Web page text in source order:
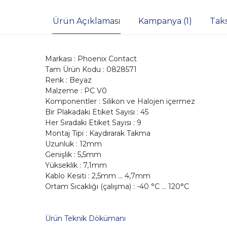
Ürün Açıklaması Kampanya (1)
Markası : Phoenix Contact
Tam Ürün Kodu : 0828571
Renk : Beyaz
Malzeme : PC V0
Komponentler : Silikon ve Halojen içermez
Bir Plakadaki Etiket Sayısı : 45
Her Sıradaki Etiket Sayısı : 9
Montaj Tipi : Kaydırarak Takma
Uzunluk : 12mm
Genişlik : 5,5mm
Yükseklik : 7,1mm
Kablo Kesiti : 2,5mm ... 4,7mm
Ortam Sıcaklığı (çalışma) : -40 °C ... 120°C
Ürün Teknik Dökümanı